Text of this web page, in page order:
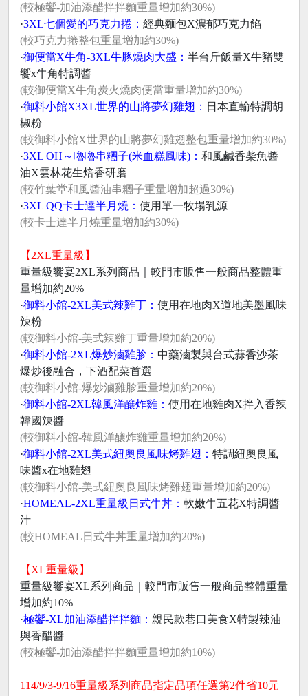
(較極饗-加油添醋拌拌麵重量增加約30%)
·3XL七個愛的巧克力捲： 經典麵包X濃郁巧克力餡
(較巧克力捲整包重量增加約30%)
·御便當X牛角-3XL牛豚燒肉大盛： 半台斤飯量X牛豬雙
饗x牛角特調醬
(較御便當X牛角炭火燒肉便當重量增加約30%)
·御料小館X3XL世界的山將夢幻雞翅： 日本直輸特調胡
椒粉
(較御料小館X世界的山將夢幻雞翅整包重量增加約30%)
·3XL OH～嚕嚕串糰子(米血糕風味)： 和風鹹香柴魚醬
油X雲林花生焙香研磨
(較竹葉堂和風醬油串糰子重量增加超過30%)
·3XL QQ卡士達半月燒： 使用單一牧場乳源
(較卡士達半月燒重量增加約30%)
【2XL重量級】
重量級饗宴2XL系列商品｜較門市販售一般商品整體重
量增加約20%
·御料小館-2XL美式辣雞丁： 使用在地肉X道地美墨風味
辣粉
(較御料小館-美式辣雞丁重量增加約20%)
·御料小館-2XL爆炒滷雞胗： 中藥滷製與台式蒜香沙茶
爆炒後融合，下酒配菜首選
(較御料小館-爆炒滷雞胗重量增加約20%)
·御料小館-2XL韓風洋釀炸雞： 使用在地雞肉X拌入香辣
韓國辣醬
(較御料小館-韓風洋釀炸雞重量增加約20%)
·御料小館-2XL美式紐奧良風味烤雞翅： 特調紐奧良風
味醬x在地雞翅
(較御料小館-美式紐奧良風味烤雞翅重量增加約20%)
·HOMEAL-2XL重量級日式牛丼： 軟嫩牛五花X特調醬
汁
(較HOMEAL日式牛丼重量增加約20%)
【XL重量級】
重量級饗宴XL系列商品｜較門市販售一般商品整體重量
增加約10%
·極饗-XL加油添醋拌拌麵： 親民款巷口美食X特製辣油
與香醋醬
(較極饗-加油添醋拌拌麵重量增加約10%)
114/9/3-9/16重量級系列商品指定品項任選第2件省10元